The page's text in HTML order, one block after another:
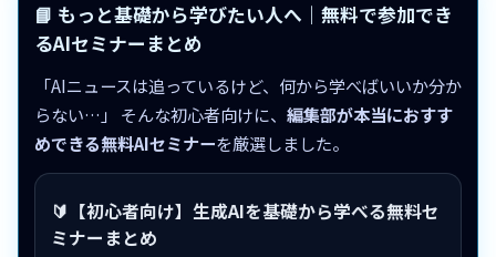
📘 もっと基礎から学びたい人へ｜無料で参加でき
るAIセミナーまとめ
「AIニュースは追っているけど、何から学べばいいか分か
らない…」 そんな初心者向けに、 編集部が本当におすす
めできる無料AIセミナーを厳選しました。
🔰【初心者向け】生成AIを基礎から学べる無料セ
ミナーまとめ